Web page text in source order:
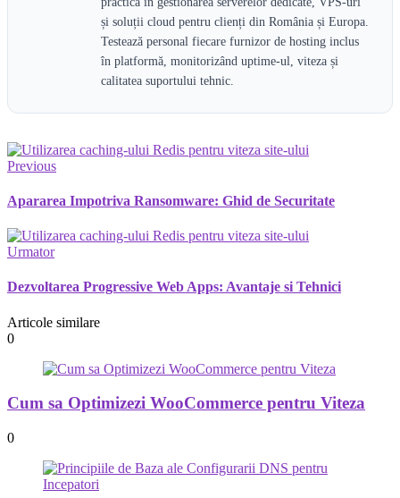
și soluții cloud pentru clienți din România și Europa.
Testează personal fiecare furnizor de hosting inclus
în platformă, monitorizând uptime-ul, viteza și
calitatea suportului tehnic.
Previous
Apararea Impotriva Ransomware: Ghid de Securitate
Urmator
Dezvoltarea Progressive Web Apps: Avantaje si Tehnici
Articole similare
0
Cum sa Optimizezi WooCommerce pentru Viteza
0